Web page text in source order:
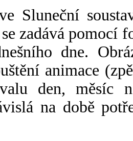
Sluneční
zadává pomocí
dne.
animace
den, měsíc
na době